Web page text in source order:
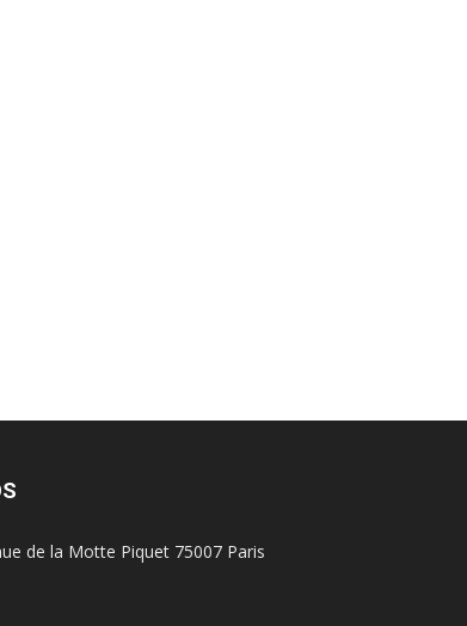
de la Motte Piquet 75007 Paris